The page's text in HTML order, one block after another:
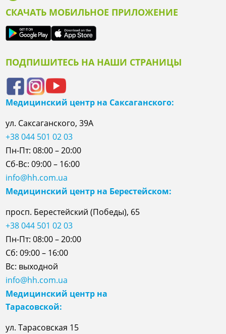
СКАЧАТЬ МОБИЛЬНОЕ ПРИЛОЖЕНИЕ
ПОДПИШИТЕСЬ НА НАШИ СТРАНИЦЫ
Медицинский центр на Саксаганского:
ул. Саксаганского, 39А
+38 044 501 02 03
Пн-Пт: 08:00 – 20:00
Сб-Вс: 09:00 – 16:00
info@hh.com.ua
Медицинский центр на Берестейском:
просп. Берестейский (Победы), 65
+38 044 501 02 03
Пн-Пт: 08:00 – 20:00
Сб: 09:00 – 16:00
Вс: выходной
info@hh.com.ua
Медицинский центр на
Тарасовской:
ул.Тарасовская 15